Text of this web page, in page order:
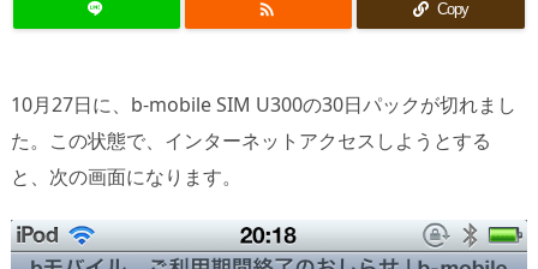
 Copy
10月27日に、b-mobile SIM U300の30日パックが切れまし
た。この状態で、インターネットアクセスしようとする
と、次の画面になります。